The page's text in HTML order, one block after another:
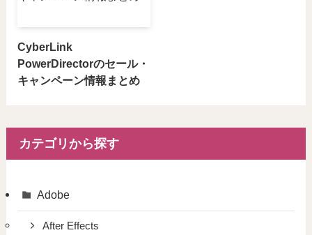
CyberLink
PowerDirectorのセール・
キャンペーン情報まとめ
カテゴリから探す
Adobe
After Effects